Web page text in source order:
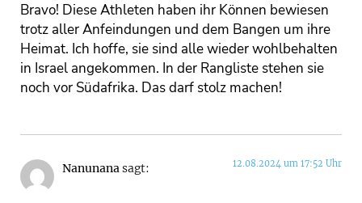
Bravo! Diese Athleten haben ihr Können bewiesen
trotz aller Anfeindungen und dem Bangen um ihre
Heimat. Ich hoffe, sie sind alle wieder wohlbehalten
in Israel angekommen. In der Rangliste stehen sie
noch vor Südafrika. Das darf stolz machen!
Nanunanasagt: 12.08.2024 um 17:52 Uhr